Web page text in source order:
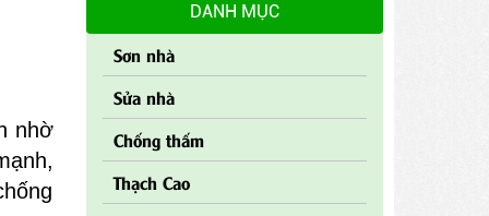
nhờ
DANH MỤC
Sơn nhà
Sửa nhà
Chống thấm
Thạch Cao